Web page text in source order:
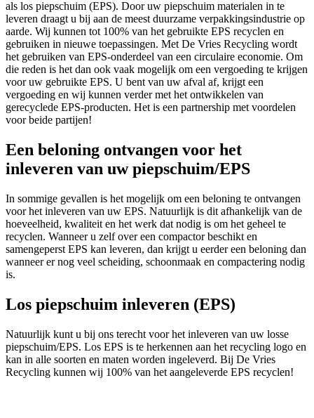
als los piepschuim (EPS). Door uw piepschuim materialen in te
leveren draagt u bij aan de meest duurzame verpakkingsindustrie op
aarde. Wij kunnen tot 100% van het gebruikte EPS recyclen en
gebruiken in nieuwe toepassingen. Met De Vries Recycling wordt
het gebruiken van EPS-onderdeel van een circulaire economie. Om
die reden is het dan ook vaak mogelijk om een vergoeding te krijgen
voor uw gebruikte EPS. U bent van uw afval af, krijgt een
vergoeding en wij kunnen verder met het ontwikkelen van
gerecyclede EPS-producten. Het is een partnership met voordelen
voor beide partijen!
Een beloning ontvangen voor het
inleveren van uw piepschuim/EPS
In sommige gevallen is het mogelijk om een beloning te ontvangen
voor het inleveren van uw EPS. Natuurlijk is dit afhankelijk van de
hoeveelheid, kwaliteit en het werk dat nodig is om het geheel te
recyclen. Wanneer u zelf over een compactor beschikt en
samengeperst EPS kan leveren, dan krijgt u eerder een beloning dan
wanneer er nog veel scheiding, schoonmaak en compactering nodig
is.
Los piepschuim inleveren (EPS)
Natuurlijk kunt u bij ons terecht voor het inleveren van uw losse
piepschuim/EPS. Los EPS is te herkennen aan het recycling logo en
kan in alle soorten en maten worden ingeleverd. Bij De Vries
Recycling kunnen wij 100% van het aangeleverde EPS recyclen!